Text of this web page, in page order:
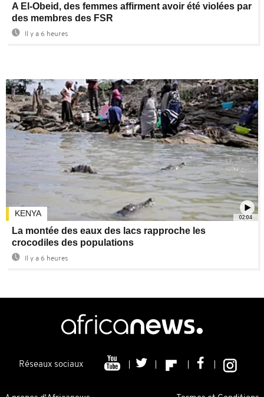
A El-Obeid, des femmes affirment avoir été violées par
des membres des FSR
Il y a 6 heures
02:04
KENYA
La montée des eaux des lacs rapproche les
crocodiles des populations
Il y a 6 heures
Réseaux sociaux